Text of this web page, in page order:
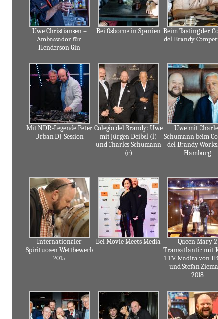
Uwe Christiansen –
Ambassador für
Henderson Gin
Bei Osborne in Spanien Beim Tasting der
del Brandy
Mit NDR-Legende Peter
Urban DJ-Session
Colegio del Brandy: Uwe
mit Jürgen Deibel (l)
und Charles Schumann
(r)
Uwe mit
Schumann beim
del Brandy
Hamburg
Internationaler
Spirituosen Wettbewerb
2015
Bei Movie Meets Media
Queen Mary 2
Transatlantic mit
1 TV Madita von
und Stefan
2018